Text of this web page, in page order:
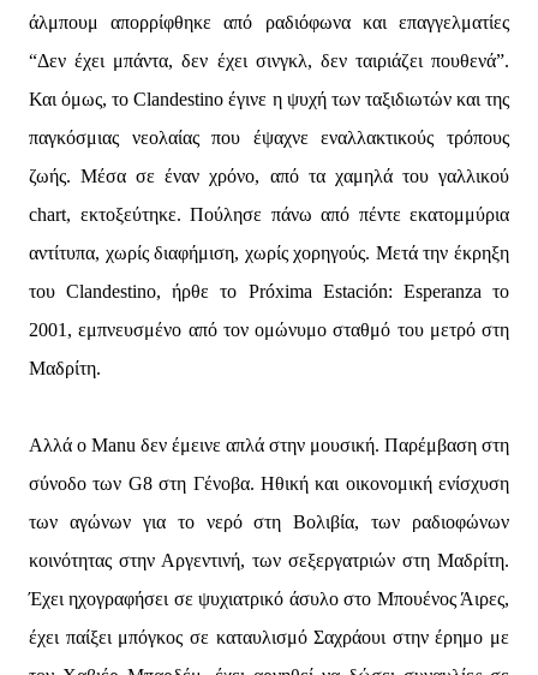
άλμπουμ απορρίφθηκε από ραδιόφωνα και επαγγελματίες
“Δεν έχει μπάντα, δεν έχει σινγκλ, δεν ταιριάζει πουθενά”.
Και όμως, το Clandestino έγινε η ψυχή των ταξιδιωτών και της
παγκόσμιας νεολαίας που έψαχνε εναλλακτικούς τρόπους
ζωής. Μέσα σε έναν χρόνο, από τα χαμηλά του γαλλικού
chart, εκτοξεύτηκε. Πούλησε πάνω από πέντε εκατομμύρια
αντίτυπα, χωρίς διαφήμιση, χωρίς χορηγούς. Μετά την έκρηξη
του Clandestino, ήρθε το Próxima Estación: Esperanza το
2001, εμπνευσμένο από τον ομώνυμο σταθμό του μετρό στη
Μαδρίτη.
Αλλά ο Manu δεν έμεινε απλά στην μουσική. Παρέμβαση στη
σύνοδο των G8 στη Γένοβα. Ηθική και οικονομική ενίσχυση
των αγώνων για το νερό στη Βολιβία, των ραδιοφώνων
κοινότητας στην Αργεντινή, των σεξεργατριών στη Μαδρίτη.
Έχει ηχογραφήσει σε ψυχιατρικό άσυλο στο Μπουένος Άιρες,
έχει παίξει μπόγκος σε καταυλισμό Σαχράουι στην έρημο με